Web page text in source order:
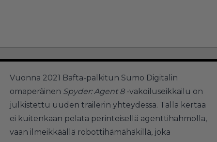
Vuonna 2021 Bafta-palkitun Sumo Digitalin
omaperäinen Spyder: Agent 8 -vakoiluseikkailu on
julkistettu uuden trailerin yhteydessä. Tällä kertaa
ei kuitenkaan pelata perinteisellä agenttihahmolla,
vaan ilmeikkäällä robottihämähäkillä, joka